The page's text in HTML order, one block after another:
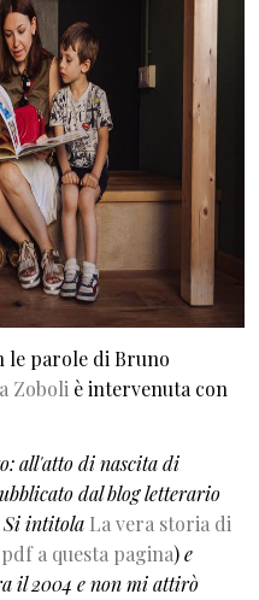
le parole di Bruno
Zoboli è intervenuta con
all'atto di nascita di
dal blog letterario
Si intitola La vera storia di
a questa pagina)e
il 2004 e non mi attirò